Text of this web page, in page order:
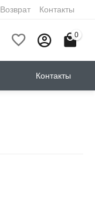
Возврат Контакты
0
Контакты